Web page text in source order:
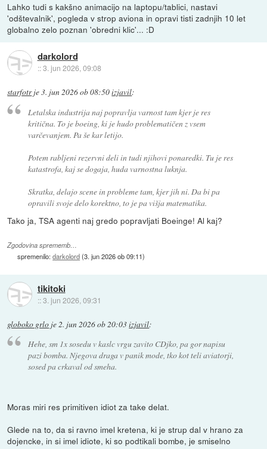
Lahko tudi s kakšno animacijo na laptopu/tablici, nastavi
'odštevalnik', pogleda v strop aviona in opravi tisti zadnjih 10 let
globalno zelo poznan 'obredni klic'... :D
darkolord
::3. jun 2026, 09:08
starfotrje3. jun 2026 ob 08:50izjavil:
Letalska industrija naj popravlja varnost tam kjer je res
kritična. To je boeing, ki je hudo problematičen z vsem
varčevanjem. Pa še kar letijo.
Potem rabljeni rezervni deli in tudi njihovi ponaredki. Tu je res
katastrofa, kaj se dogaja, huda varnostna luknja.
Skratka, delajo scene in probleme tam, kjer jih ni. Da bi pa
opravili svoje delo korektno, to je pa višja matematika.
Tako ja, TSA agenti naj gredo popravljati Boeinge! Al kaj?
Zgodovina sprememb…
spremenilo:darkolord(3. jun 2026 ob 09:11)
tikitoki
::3. jun 2026, 09:31
globoko grlo je 2. jun 2026 ob 20:03izjavil:
Hehe, sm 1x sosedu v kaslc vrgu zavito CDjko, pa gor napisu
pazi bomba. Njegova draga v panik mode, tko kot teli aviatorji,
sosed pa crkaval od smeha.
Moras miri res primitiven idiot za take delat.
Glede na to, da si ravno imel kretena, ki je strup dal v hrano za
dojencke, in si imel idiote, ki so podtikali bombe, je smiselno